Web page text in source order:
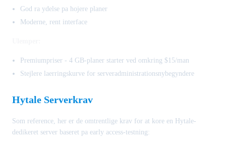
God ra ydelse pa hojere planer
Moderne, rent interface
Premiumpriser - 4 GB-planer starter ved omkring $15/man
Stejlere laerringskurve for serveradministrationsnybegyndere
Hytale Serverkrav
Som reference, her er de omtrentlige krav for at kore en Hytale-
dedikeret server baseret pa early access-testning: